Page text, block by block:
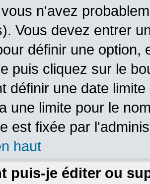
n'avez
Vous devez entrer
définir une option,
puis cliquez sur le
définir une date
une limite pour le
est fixée par
haut
puis-je éditer ou